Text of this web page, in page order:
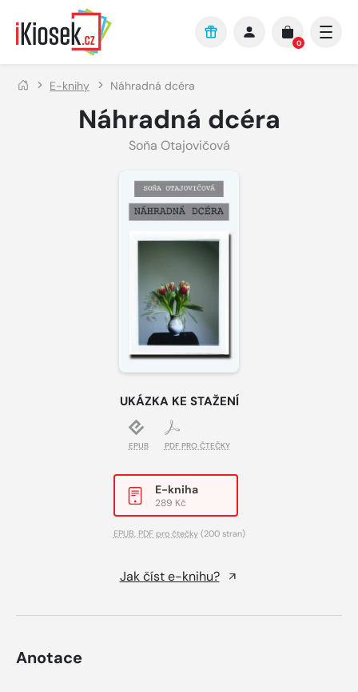
Přejít na hlavní obsah
0
E-knihy Náhradná dcéra
Náhradná dcéra
Soňa Otajovičová
UKÁZKA KE STAŽENÍ
EPUB PDF PRO ČTEČKY
E-kniha
289 Kč
EPUB, PDF pro čtečky(200 stran)
Jak číst e-knihu?
Anotace